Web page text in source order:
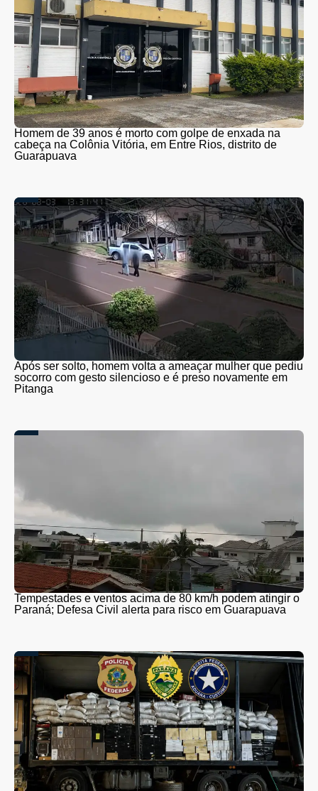
Homem de 39 anos é morto com golpe de enxada na
cabeça na Colônia Vitória, em Entre Rios, distrito de
Guarapuava
Após ser solto, homem volta a ameaçar mulher que pediu
socorro com gesto silencioso e é preso novamente em
Pitanga
Tempestades e ventos acima de 80 km/h podem atingir o
Paraná; Defesa Civil alerta para risco em Guarapuava